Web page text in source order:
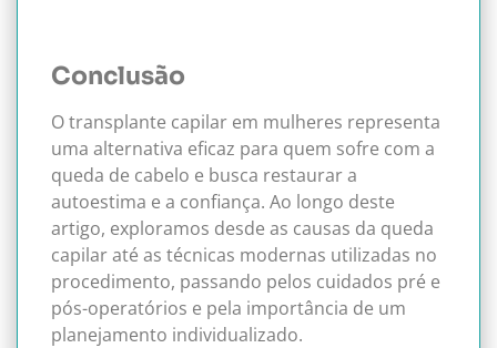
Conclusão
O transplante capilar em mulheres representa
uma alternativa eficaz para quem sofre com a
queda de cabelo e busca restaurar a
autoestima e a confiança. Ao longo deste
artigo, exploramos desde as causas da queda
capilar até as técnicas modernas utilizadas no
procedimento, passando pelos cuidados pré e
pós-operatórios e pela importância de um
planejamento individualizado.